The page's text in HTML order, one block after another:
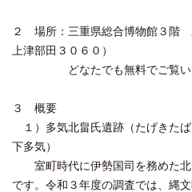
２ 場所：三重県総合博物館３階
上津部田３０６０）
どなたでも無料でご覧いた
３ 概要
１）多気北畠氏遺跡（たげきた
下多気）
室町時代に伊勢国司を務めた北
です。令和３年度の調査では、縄